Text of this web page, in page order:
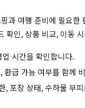
과 여행 준비에 필요
확인, 상품 비교, 이동
시간을 확인합니다.
환급 가능 여부를 함께
, 포장 상태, 수하물 부